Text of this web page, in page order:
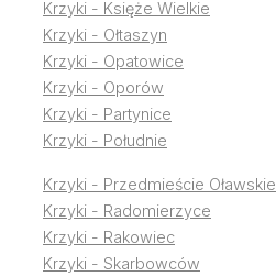
Krzyki - Księże Wielkie
Krzyki - Ołtaszyn
Krzyki - Opatowice
Krzyki - Oporów
Krzyki - Partynice
Krzyki - Południe
Krzyki - Przedmieście Oławskie
Krzyki - Radomierzyce
Krzyki - Rakowiec
Krzyki - Skarbowców